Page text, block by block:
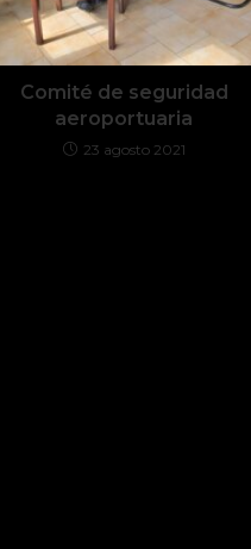
Comité de seguridad
aeroportuaria
23 agosto 2021